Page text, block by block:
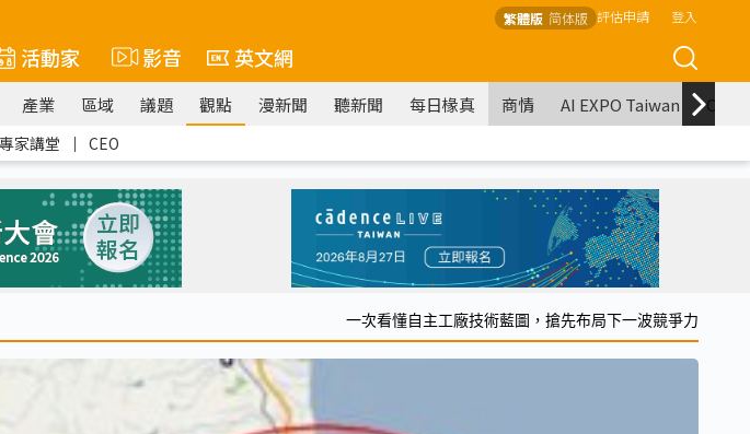
繁體版 简体版 評估申請 登入
活動家 影音 英文網
產業 區域 議題 觀點 漫新聞 聽新聞 每日椽真 商情 AI EXPO Taiwan
專家講堂 ｜ CEO
一次看懂自主工廠技術藍圖，搶先布局下一波競爭力